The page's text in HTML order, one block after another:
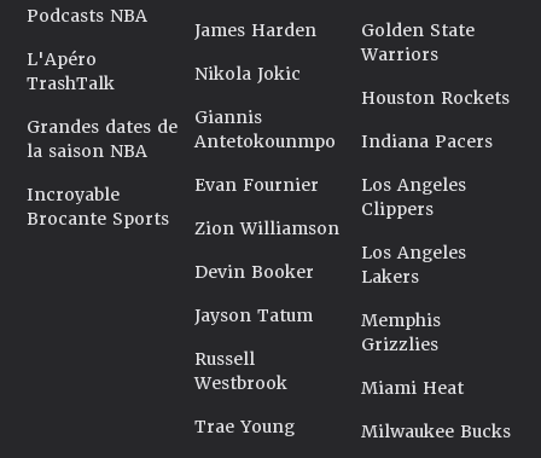
Podcasts NBA
L'Apéro
TrashTalk
Grandes dates de
la saison NBA
Incroyable
Brocante Sports
James Harden
Nikola Jokic
Giannis
Antetokounmpo
Evan Fournier
Zion Williamson
Devin Booker
Jayson Tatum
Russell
Westbrook
Trae Young
Golden State
Warriors
Houston Rockets
Indiana Pacers
Los Angeles
Clippers
Los Angeles
Lakers
Memphis
Grizzlies
Miami Heat
Milwaukee Bucks